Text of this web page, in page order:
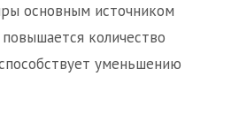
основным источником
количество
уменьшению